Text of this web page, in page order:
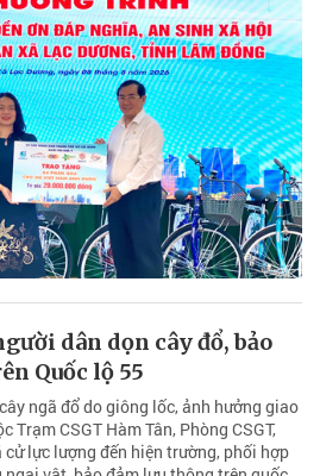
dân dọn cây đổ, bảo
Quốc lộ 55
ngã đổ do giông lốc, ảnh hưởng giao
Trạm CSGT Hàm Tân, Phòng CSGT,
lực lượng đến hiện trường, phối hợp